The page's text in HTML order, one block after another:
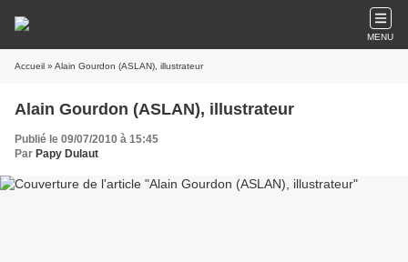
MENU
Accueil » Alain Gourdon (ASLAN), illustrateur
Alain Gourdon (ASLAN), illustrateur
Publié le 09/07/2010 à 15:45
Par Papy Dulaut